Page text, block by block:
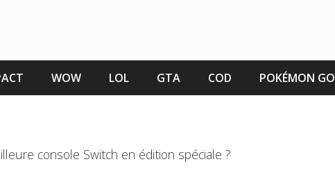
WOW LOL GTA COD POKÉMON GO
console Switch en édition spéciale ?